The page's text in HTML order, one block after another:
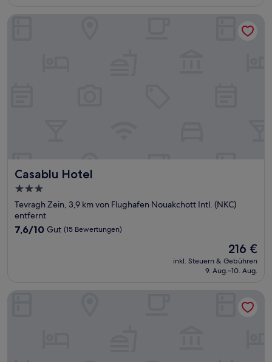
Casablu Hotel
Casablu Hotel
3.0-
Sterne-
Unterkunft
Tevragh Zein, 3,9 km von Flughafen Nouakchott Intl. (NKC)
entfernt
7.6
7,6/10 Gut (15 Bewertungen)
Der
Preis
beträgt
216 €
inkl. Steuern & Gebühren
9. Aug.–10. Aug.
Hôtel Hayatt